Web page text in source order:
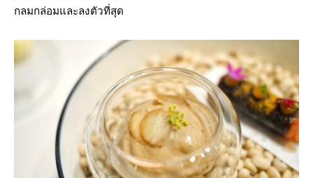
กลมกล่อมและลงตัวที่สุด